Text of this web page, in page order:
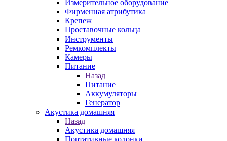
Измерительное оборудование
Фирменная атрибутика
Крепеж
Проставочные кольца
Инструменты
Ремкомплекты
Камеры
Питание
Назад
Питание
Аккумуляторы
Генератор
Акустика домашняя
Назад
Акустика домашняя
Портативные колонки